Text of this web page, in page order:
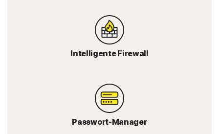
Intelligente Firewall
Passwort-Manager